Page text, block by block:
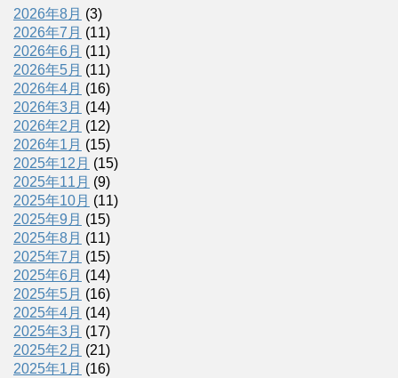
2026年8月 (3)
2026年7月 (11)
2026年6月 (11)
2026年5月 (11)
2026年4月 (16)
2026年3月 (14)
2026年2月 (12)
2026年1月 (15)
2025年12月 (15)
2025年11月 (9)
2025年10月 (11)
2025年9月 (15)
2025年8月 (11)
2025年7月 (15)
2025年6月 (14)
2025年5月 (16)
2025年4月 (14)
2025年3月 (17)
2025年2月 (21)
2025年1月 (16)